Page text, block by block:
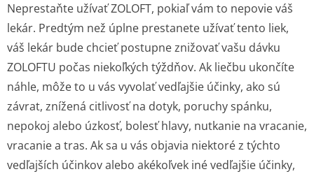
Neprestaňte užívať ZOLOFT, pokiaľ vám to nepovie váš
lekár. Predtým než úplne prestanete užívať tento liek,
váš lekár bude chcieť postupne znižovať vašu dávku
ZOLOFTU počas niekoľkých týždňov. Ak liečbu ukončíte
náhle, môže to u vás vyvolať vedľajšie účinky, ako sú
závrat, znížená citlivosť na dotyk, poruchy spánku,
nepokoj alebo úzkosť, bolesť hlavy, nutkanie na vracanie,
vracanie a tras. Ak sa u vás objavia niektoré z týchto
vedľajších účinkov alebo akékoľvek iné vedľajšie účinky,